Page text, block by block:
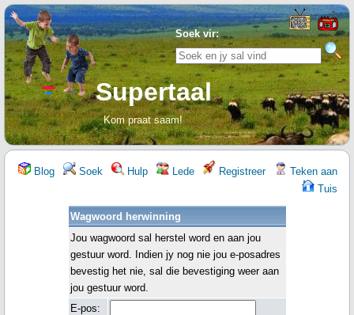
Soek vir:
Supertaal
Kom praat saam!
Blog Soek Hulp Lede Registreer
Teken aan
Tuis
Wagwoord herwinning
Jou wagwoord sal herstel word en aan jou
gestuur word. Indien jy nog nie jou e-posadres
bevestig het nie, sal die bevestiging weer aan
jou gestuur word.
E-pos: